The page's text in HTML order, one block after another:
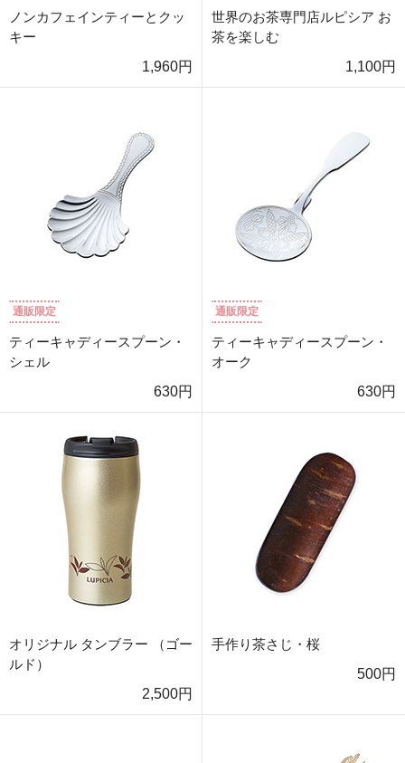
ノンカフェインティーとクッ
キー
1,960円
世界のお茶専門店ルピシア お
茶を楽しむ
1,100円
通販限定
ティーキャディースプーン・
シェル
630円
通販限定
ティーキャディースプーン・
オーク
630円
オリジナル タンブラー （ゴー
ルド）
2,500円
手作り茶さじ・桜
500円